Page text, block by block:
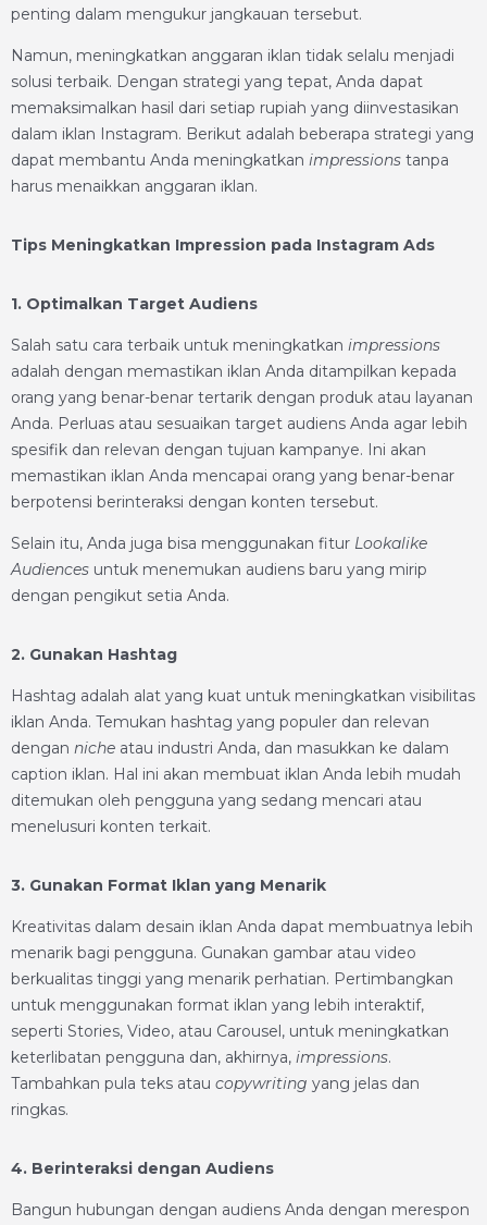
penting dalam mengukur jangkauan tersebut.
Namun, meningkatkan anggaran iklan tidak selalu menjadi
solusi terbaik. Dengan strategi yang tepat, Anda dapat
memaksimalkan hasil dari setiap rupiah yang diinvestasikan
dalam iklan Instagram. Berikut adalah beberapa strategi yang
dapat membantu Anda meningkatkan impressions tanpa
harus menaikkan anggaran iklan.
Tips Meningkatkan Impression pada Instagram Ads
1. Optimalkan Target Audiens
Salah satu cara terbaik untuk meningkatkan impressions
adalah dengan memastikan iklan Anda ditampilkan kepada
orang yang benar-benar tertarik dengan produk atau layanan
Anda. Perluas atau sesuaikan target audiens Anda agar lebih
spesifik dan relevan dengan tujuan kampanye. Ini akan
memastikan iklan Anda mencapai orang yang benar-benar
berpotensi berinteraksi dengan konten tersebut.
Selain itu, Anda juga bisa menggunakan fitur Lookalike
Audiences untuk menemukan audiens baru yang mirip
dengan pengikut setia Anda.
2. Gunakan Hashtag
Hashtag adalah alat yang kuat untuk meningkatkan visibilitas
iklan Anda. Temukan hashtag yang populer dan relevan
dengan niche atau industri Anda, dan masukkan ke dalam
caption iklan. Hal ini akan membuat iklan Anda lebih mudah
ditemukan oleh pengguna yang sedang mencari atau
menelusuri konten terkait.
3. Gunakan Format Iklan yang Menarik
Kreativitas dalam desain iklan Anda dapat membuatnya lebih
menarik bagi pengguna. Gunakan gambar atau video
berkualitas tinggi yang menarik perhatian. Pertimbangkan
untuk menggunakan format iklan yang lebih interaktif,
seperti Stories, Video, atau Carousel, untuk meningkatkan
keterlibatan pengguna dan, akhirnya, impressions.
Tambahkan pula teks atau copywriting yang jelas dan
ringkas.
4. Berinteraksi dengan Audiens
Bangun hubungan dengan audiens Anda dengan merespon